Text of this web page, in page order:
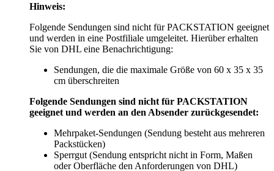
Hinweis:
Folgende Sendungen sind nicht für PACKSTATION geeignet
und werden in eine Postfiliale umgeleitet. Hierüber erhalten
Sie von DHL eine Benachrichtigung:
Sendungen, die die maximale Größe von 60 x 35 x 35
cm überschreiten
Folgende Sendungen sind nicht für PACKSTATION
geeignet und werden an den Absender zurückgesendet:
Mehrpaket-Sendungen (Sendung besteht aus mehreren
Packstücken)
Sperrgut (Sendung entspricht nicht in Form, Maßen
oder Oberfläche den Anforderungen von DHL)